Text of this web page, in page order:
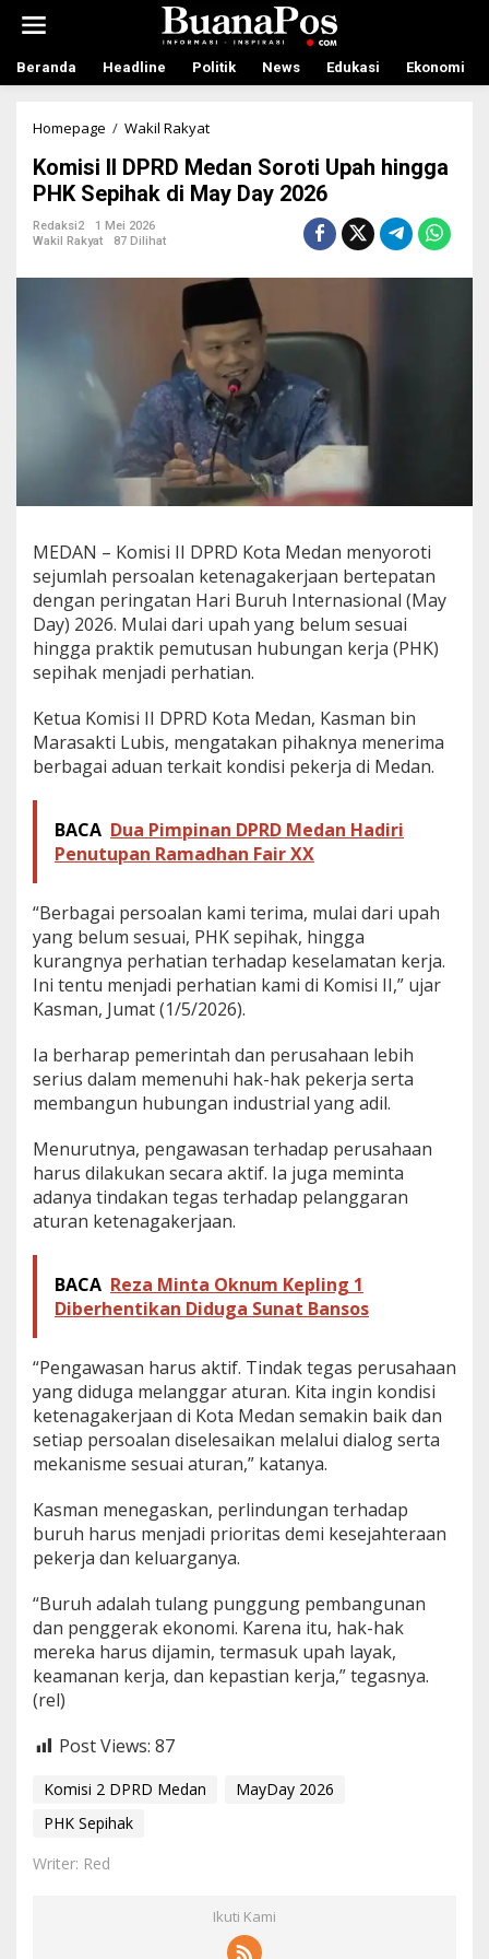
t
Beranda Headline Politik News Edukasi Ekonomi
Homepage / Wakil Rakyat
m
i
s
D
R
D
M
e
d
a
n
S
o
r
t
U
p
a
h
i
g
g
a
P
S
e
h
a
k
d
i
M
y
D
a
y
0
2
6
Komisi II DPRD Medan Soroti Upah hingga
PHK Sepihak di May Day 2026
Redaksi2
1 Mei 2026
Wakil Rakyat
87 Dilihat
MEDAN – Komisi II DPRD Kota Medan menyoroti
sejumlah persoalan ketenagakerjaan bertepatan
dengan peringatan Hari Buruh Internasional (May
Day) 2026. Mulai dari upah yang belum sesuai
hingga praktik pemutusan hubungan kerja (PHK)
sepihak menjadi perhatian.
Ketua Komisi II DPRD Kota Medan, Kasman bin
Marasakti Lubis, mengatakan pihaknya menerima
berbagai aduan terkait kondisi pekerja di Medan.
BACA Dua Pimpinan DPRD Medan Hadiri
Penutupan Ramadhan Fair XX
“Berbagai persoalan kami terima, mulai dari upah
yang belum sesuai, PHK sepihak, hingga
kurangnya perhatian terhadap keselamatan kerja.
Ini tentu menjadi perhatian kami di Komisi II,” ujar
Kasman, Jumat (1/5/2026).
Ia berharap pemerintah dan perusahaan lebih
serius dalam memenuhi hak-hak pekerja serta
membangun hubungan industrial yang adil.
Menurutnya, pengawasan terhadap perusahaan
harus dilakukan secara aktif. Ia juga meminta
adanya tindakan tegas terhadap pelanggaran
aturan ketenagakerjaan.
BACA Reza Minta Oknum Kepling 1
Diberhentikan Diduga Sunat Bansos
“Pengawasan harus aktif. Tindak tegas perusahaan
yang diduga melanggar aturan. Kita ingin kondisi
ketenagakerjaan di Kota Medan semakin baik dan
setiap persoalan diselesaikan melalui dialog serta
mekanisme sesuai aturan,” katanya.
Kasman menegaskan, perlindungan terhadap
buruh harus menjadi prioritas demi kesejahteraan
pekerja dan keluarganya.
“Buruh adalah tulang punggung pembangunan
dan penggerak ekonomi. Karena itu, hak-hak
mereka harus dijamin, termasuk upah layak,
keamanan kerja, dan kepastian kerja,” tegasnya.
(rel)
Post Views: 87
Komisi 2 DPRD Medan
MayDay 2026
PHK Sepihak
Writer: Red
Ikuti Kami